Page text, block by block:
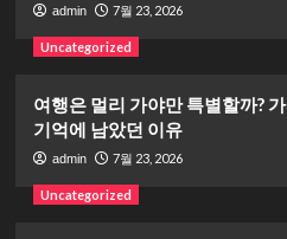
admin 7월 23, 2026
Uncategorized
여행은 멀리 가야만 특별할까?
기억에 남았던 이유
admin 7월 23, 2026
Uncategorized